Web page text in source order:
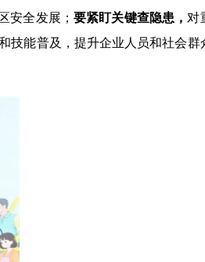
安全发展； 要紧盯关键查隐患， 对
技能普及，提升企业人员和社会群